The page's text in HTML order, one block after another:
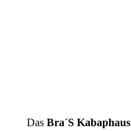
Das Bra´S Kabaphaus